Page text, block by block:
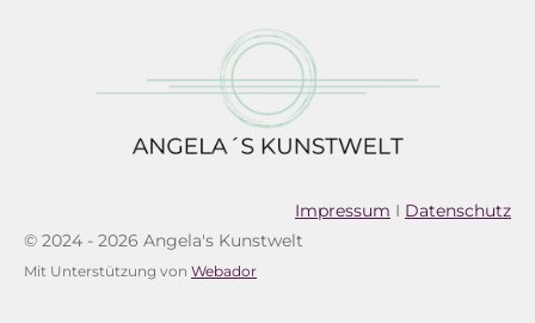
Impressum I Datenschutz
© 2024 - 2026 Angela's Kunstwelt
Mit Unterstützung von Webador